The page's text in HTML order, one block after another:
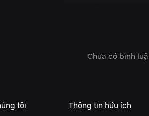
Chưa có bình
tôi
Thông tin hữu ích